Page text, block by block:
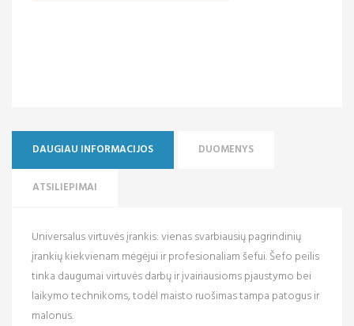
DAUGIAU INFORMACIJOS DUOMENYS
ATSILIEPIMAI
Universalus virtuvės įrankis: vienas svarbiausių pagrindinių
įrankių kiekvienam mėgėjui ir profesionaliam šefui. Šefo peilis
tinka daugumai virtuvės darbų ir įvairiausioms pjaustymo bei
laikymo technikoms, todėl maisto ruošimas tampa patogus ir
malonus.